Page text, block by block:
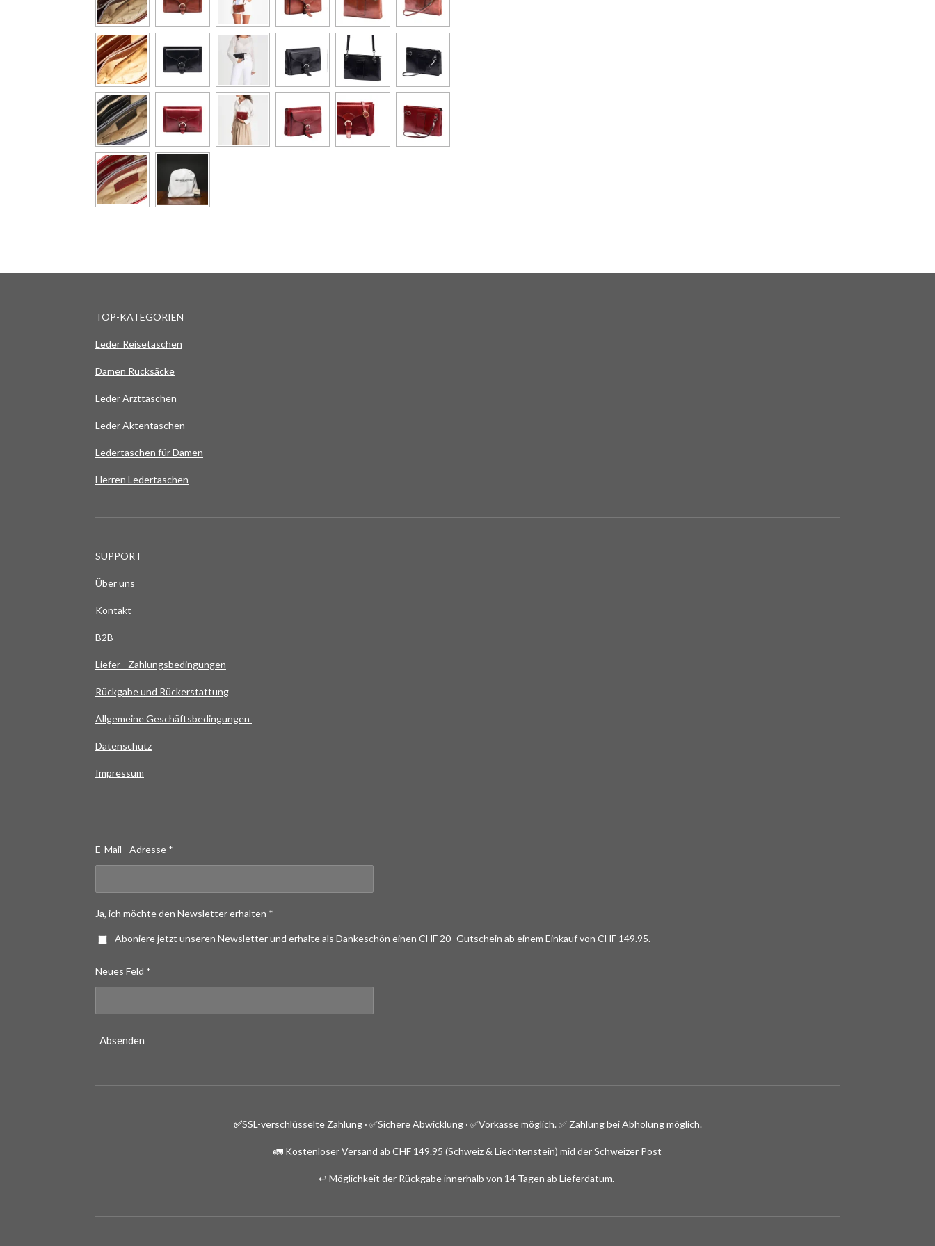
TOP-KATEGORIEN
Leder Reisetaschen
Damen Rucksäcke
Leder Arzttaschen
Leder Aktentaschen
Ledertaschen für Damen
Herren Ledertaschen
SUPPORT
Über uns
Kontakt
B2B
Liefer - Zahlungsbedingungen
Rückgabe und Rückerstattung
Allgemeine Geschäftsbedingungen
Datenschutz
Impressum
E-Mail - Adresse *
Ja, ich möchte den Newsletter erhalten *
Aboniere jetzt unseren Newsletter und erhalte als Dankeschön einen CHF 20- Gutschein ab einem Einkauf von CHF 149.95.
Neues Feld *
Absenden
✅SSL-verschlüsselte Zahlung · ✅Sichere Abwicklung · ✅Vorkasse möglich. ✅ Zahlung bei Abholung möglich.
🚛 Kostenloser Versand ab CHF 149.95 (Schweiz & Liechtenstein) mid der Schweizer Post
↩️ Möglichkeit der Rückgabe innerhalb von 14 Tagen ab Lieferdatum.